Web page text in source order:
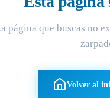
página que buscas no
Volver al